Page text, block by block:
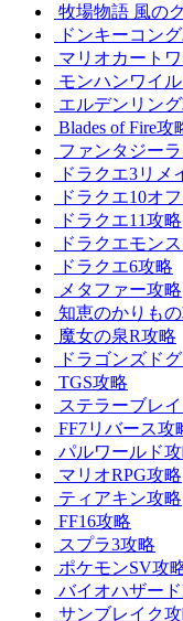
牧場物語 風の
ドンキーコン
マリオカート
モンハンワイ
エルデンリン
Blades of Fire攻
ファンタジー
ドラクエ3リメ
ドラクエ10オ
ドラクエ11攻略
ドラクエモン
ドラクエ6攻略
メタファー攻略
知恵のかりも
魔女の泉R攻略
ドラゴンズド
TGS攻略
ステラーブレ
FF7リバース攻
パルワールド
マリオRPG攻略
ティアキン攻略
FF16攻略
スプラ3攻略
ポケモンSV攻
バイオハザー
サンブレイク